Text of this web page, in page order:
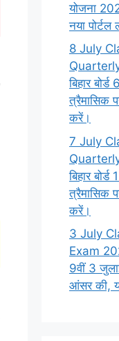
योजना
नया
8 July
बिहार
त्रैमासिक
करें।
7 July
बिहार
त्रैमासिक
करें।
3 July
Exam
9वीं 3
आंसर की,